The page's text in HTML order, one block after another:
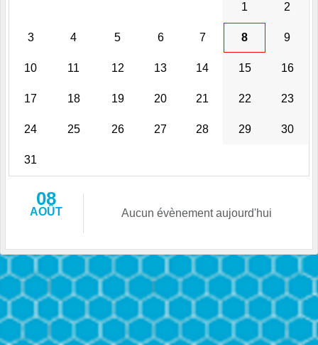
1 2
3 4 5 6 7 8 9
10 11 12 13 14 15 16
17 18 19 20 21 22 23
24 25 26 27 28 29 30
31
08
AOÛT Aucun évènement aujourd'hui